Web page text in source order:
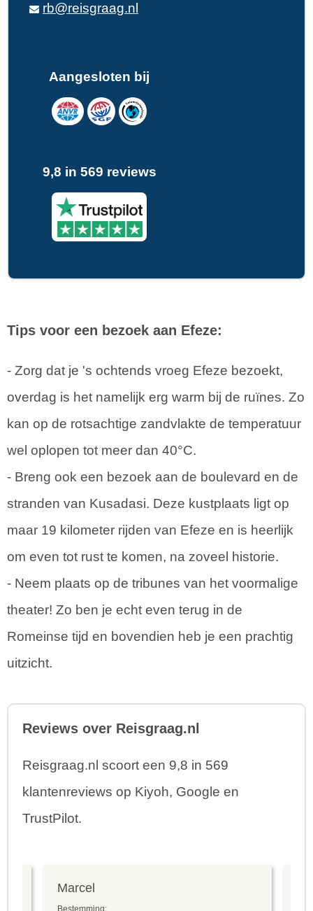
rb@reisgraag.nl
Aangesloten bij
9,8 in 569 reviews
Tips voor een bezoek aan Efeze:
- Zorg dat je 's ochtends vroeg Efeze bezoekt,
overdag is het namelijk erg warm bij de ruïnes. Zo
kan op de rotsachtige zandvlakte de temperatuur
wel oplopen tot meer dan 40°C.
- Breng ook een bezoek aan de boulevard en de
stranden van Kusadasi. Deze kustplaats ligt op
maar 19 kilometer rijden van Efeze en is heerlijk
om even tot rust te komen, na zoveel historie.
- Neem plaats op de tribunes van het voormalige
theater! Zo ben je echt even terug in de
Romeinse tijd en bovendien heb je een prachtig
uitzicht.
Reviews over Reisgraag.nl
Reisgraag.nl scoort een 9,8 in 569
klantenreviews op Kiyoh, Google en
TrustPilot.
Marcel